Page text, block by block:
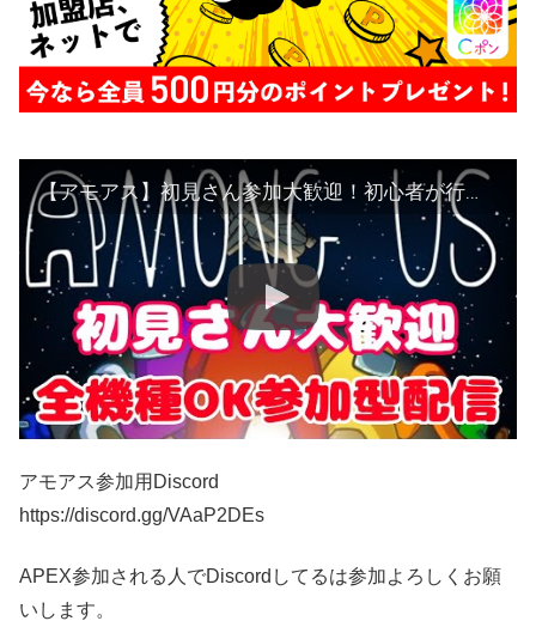
【アモアス】初見さん参加大歓迎！初心者が行くAmongUs！！！
アモアス参加用Discord
https://discord.gg/VAaP2DEs
APEX参加される人でDiscordしてるは参加よろしくお願
いします。